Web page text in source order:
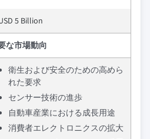
5 Billion
な市場動向
衛生および安全のための高めら
れた要求
センサー技術の進歩
自動車産業における成長用途
消費者エレクトロニクスの拡大